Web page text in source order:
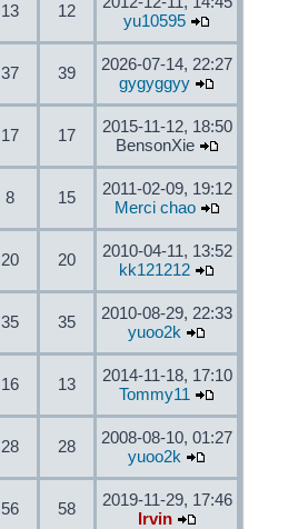
13 12
yu10595
37 39
2026-07-14, 22:27
gygyggyy
17 17
2015-11-12, 18:50
BensonXie
8 15
2011-02-09, 19:12
Merci chao
20 20
2010-04-11, 13:52
kk121212
35 35
2010-08-29, 22:33
yuoo2k
16 13
2014-11-18, 17:10
Tommy11
28 28
2008-08-10, 01:27
yuoo2k
56 58
2019-11-29, 17:46
Irvin